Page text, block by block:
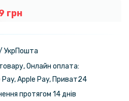
грн
УкрПошта
Онлайн оплата:
Apple Pay, Приват24
протягом 14 днів